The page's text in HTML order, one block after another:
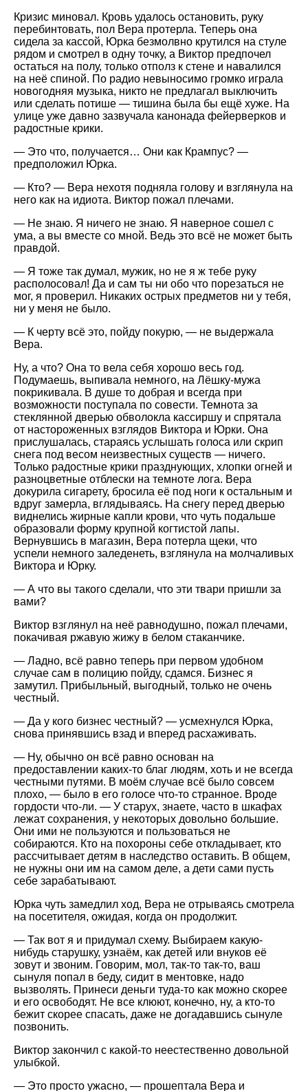
Кризис миновал. Кровь удалось остановить, руку
перебинтовать, пол Вера протерла. Теперь она
сидела за кассой, Юрка безмолвно крутился на стуле
рядом и смотрел в одну точку, а Виктор предпочел
остаться на полу, только отполз к стене и навалился
на неё спиной. По радио невыносимо громко играла
новогодняя музыка, никто не предлагал выключить
или сделать потише — тишина была бы ещё хуже. На
улице уже давно зазвучала канонада фейерверков и
радостные крики.
— Это что, получается… Они как Крампус? —
предположил Юрка.
— Кто? — Вера нехотя подняла голову и взглянула на
него как на идиота. Виктор пожал плечами.
— Не знаю. Я ничего не знаю. Я наверное сошел с
ума, а вы вместе со мной. Ведь это всё не может быть
правдой.
— Я тоже так думал, мужик, но не я ж тебе руку
располосовал! Да и сам ты ни обо что порезаться не
мог, я проверил. Никаких острых предметов ни у тебя,
ни у меня не было.
— К черту всё это, пойду покурю, — не выдержала
Вера.
Ну, а что? Она то вела себя хорошо весь год.
Подумаешь, выпивала немного, на Лёшку-мужа
покрикивала. В душе то добрая и всегда при
возможности поступала по совести. Темнота за
стеклянной дверью обволокла кассиршу и спрятала
от настороженных взглядов Виктора и Юрки. Она
прислушалась, стараясь услышать голоса или скрип
снега под весом неизвестных существ — ничего.
Только радостные крики празднующих, хлопки огней и
разноцветные отблески на темноте лога. Вера
докурила сигарету, бросила её под ноги к остальным и
вдруг замерла, вглядываясь. На снегу перед дверью
виднелись жирные капли крови, что чуть подальше
образовали форму крупной когтистой лапы.
Вернувшись в магазин, Вера потерла щеки, что
успели немного заледенеть, взглянула на молчаливых
Виктора и Юрку.
— А что вы такого сделали, что эти твари пришли за
вами?
Виктор взглянул на неё равнодушно, пожал плечами,
покачивая ржавую жижу в белом стаканчике.
— Ладно, всё равно теперь при первом удобном
случае сам в полицию пойду, сдамся. Бизнес я
замутил. Прибыльный, выгодный, только не очень
честный.
— Да у кого бизнес честный? — усмехнулся Юрка,
снова принявшись взад и вперед расхаживать.
— Ну, обычно он всё равно основан на
предоставлении каких-то благ людям, хоть и не всегда
честными путями. В моём случае всё было совсем
плохо, — было в его голосе что-то странное. Вроде
гордости что-ли. — У старух, знаете, часто в шкафах
лежат сохранения, у некоторых довольно большие.
Они ими не пользуются и пользоваться не
собираются. Кто на похороны себе откладывает, кто
рассчитывает детям в наследство оставить. В общем,
не нужны они им на самом деле, а дети сами пусть
себе зарабатывают.
Юрка чуть замедлил ход, Вера не отрываясь смотрела
на посетителя, ожидая, когда он продолжит.
— Так вот я и придумал схему. Выбираем какую-
нибудь старушку, узнаём, как детей или внуков её
зовут и звоним. Говорим, мол, так-то так-то, ваш
сынуля попал в беду, сидит в ментовке, надо
вызволять. Принеси деньги туда-то как можно скорее
и его освободят. Не все клюют, конечно, ну, а кто-то
бежит скорее спасать, даже не догадавшись сынуле
позвонить.
Виктор закончил с какой-то неестественно довольной
улыбкой.
— Это просто ужасно, — прошептала Вера и